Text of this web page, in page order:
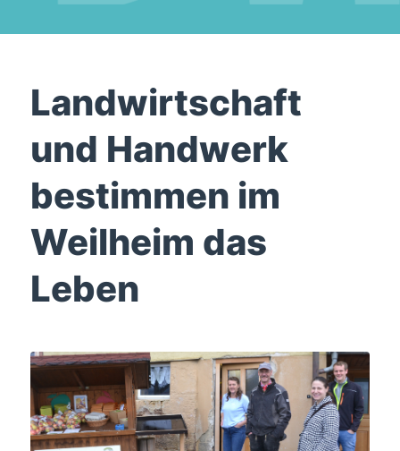
Landwirtschaft
und Handwerk
bestimmen im
Weilheim das
Leben